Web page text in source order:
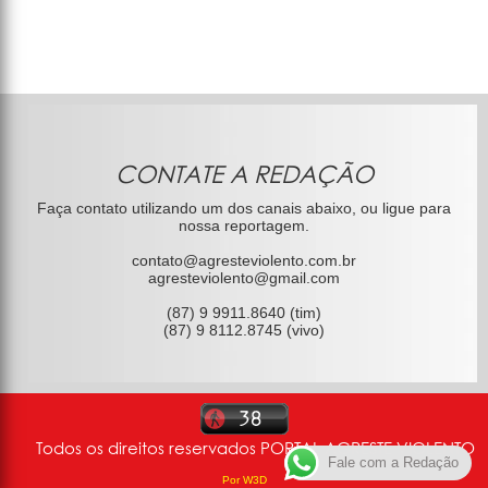
CONTATE A REDAÇÃO
Faça contato utilizando um dos canais abaixo, ou ligue para
nossa reportagem.
contato@agresteviolento.com.br
agresteviolento@gmail.com
(87) 9 9911.8640 (tim)
(87) 9 8112.8745 (vivo)
Todos os direitos reservados PORTAL AGRESTE VIOLENTO
Por W3D
Fale com a Redação